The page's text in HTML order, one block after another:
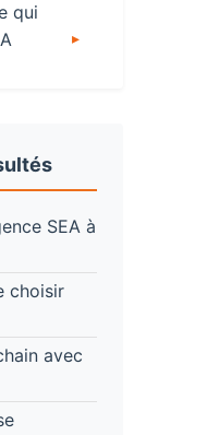
qui
SEA à
choisir
avec